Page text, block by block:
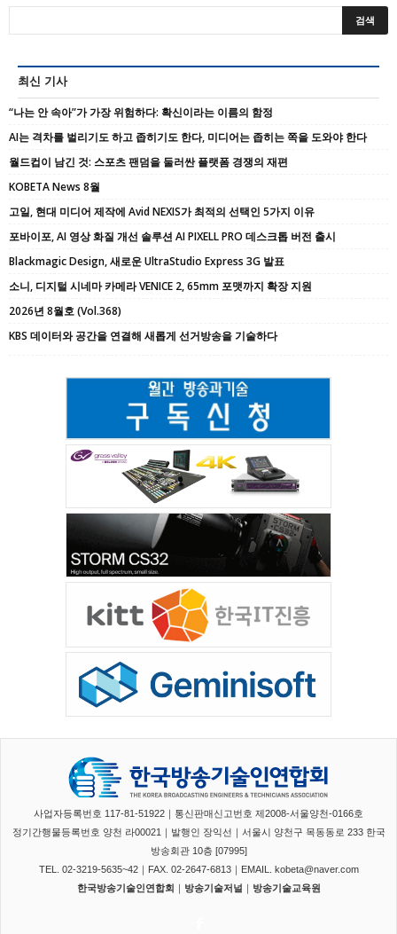
최신 기사
“나는 안 속아”가 가장 위험하다: 확신이라는 이름의 함정
AI는 격차를 벌리기도 하고 좁히기도 한다, 미디어는 좁히는 쪽을 도와야 한다
월드컵이 남긴 것: 스포츠 팬덤을 둘러싼 플랫폼 경쟁의 재편
KOBETA News 8월
고일, 현대 미디어 제작에 Avid NEXIS가 최적의 선택인 5가지 이유
포바이포, AI 영상 화질 개선 솔루션 AI PIXELL PRO 데스크톱 버전 출시
Blackmagic Design, 새로운 UltraStudio Express 3G 발표
소니, 디지털 시네마 카메라 VENICE 2, 65mm 포맷까지 확장 지원
2026년 8월호 (Vol.368)
KBS 데이터와 공간을 연결해 새롭게 선거방송을 기술하다
사업자등록번호 117-81-51922｜통신판매신고번호 제2008-서울양천-0166호
정기간행물등록번호 양천 라00021｜발행인 장익선｜서울시 양천구 목동동로 233 한국
방송회관 10층 [07995]
TEL. 02-3219-5635~42｜FAX. 02-2647-6813｜EMAIL. kobeta@naver.com
한국방송기술인연합회 ｜ 방송기술저널 ｜ 방송기술교육원